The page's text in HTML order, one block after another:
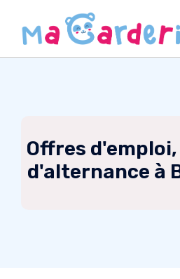
Offres
d'alternance à